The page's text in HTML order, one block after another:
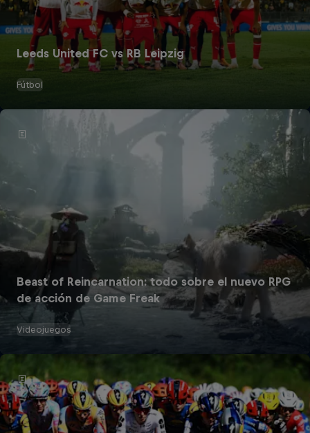
Leeds United FC vs RB Leipzig
Fútbol
Beast of Reincarnation: todo sobre el nuevo RPG
de acción de Game Freak
Videojuegos